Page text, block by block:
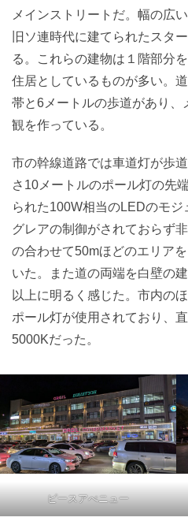
メインストリートだ。幅の広
旧ソ連時代に建てられたスタ
る。これらの建物は１階部分
住居としているものが多い。
帯と6メートルの歩道があり
観を作っている。
市の幹線道路では車道灯が歩
さ10メートルのポール灯の先
られた100W相当のLEDのモジ
グレアの制御がされておらず
の合わせて50mほどのエリア
いた。また道の両端を白壁の
以上に明るく感じた。市内の
ポール灯が使用されており、
5000Kだった。
ピースアべニュー